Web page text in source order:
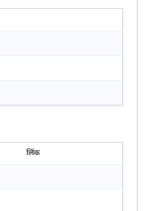
लिंक